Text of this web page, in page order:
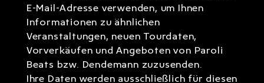
E-Mail-Adresse verwenden, um Ihnen
Informationen zu ähnlichen
Veranstaltungen, neuen Tourdaten,
Vorverkäufen und Angeboten von Paroli
Beats bzw. Dendemann zuzusenden.
Ihre Daten werden ausschließlich für diesen